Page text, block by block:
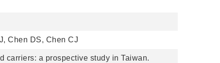
Chen DS, Chen CJ
carriers: a prospective study in Taiwan.